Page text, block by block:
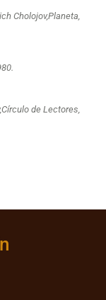
Cholojov,Planeta,
Círculo de Lectores,